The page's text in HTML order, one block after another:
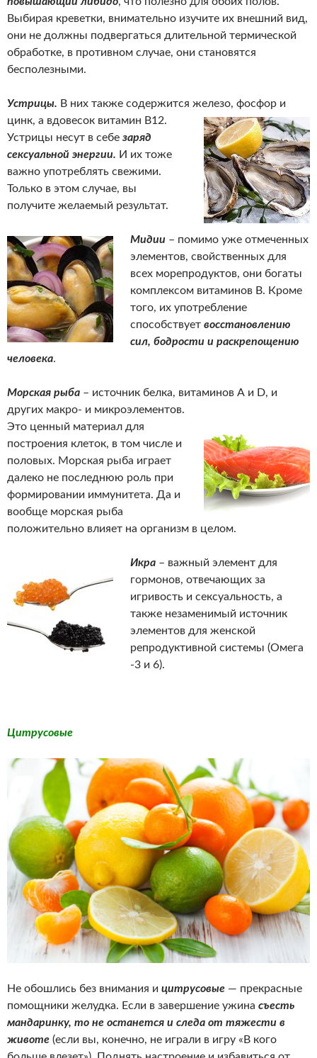
Выбирая креветки, внимательно изучите их внешний вид,
они не должны подвергаться длительной термической
обработке, в противном случае, они становятся
бесполезными.
Устрицы. В них также содержится железо, фосфор и
цинк, а вдовесок витамин В12.
Устрицы несут в себе заряд
сексуальной энергии. И их тоже
важно употреблять свежими.
Только в этом случае, вы
получите желаемый результат.
Мидии – помимо уже отмеченных
элементов, свойственных для
всех морепродуктов, они богаты
комплексом витаминов В. Кроме
того, их употребление
способствует восстановлению
сил, бодрости и раскрепощению
человека.
Морская рыба – источник белка, витаминов А и D, и
других макро- и микроэлементов.
Это ценный материал для
построения клеток, в том числе и
половых. Морская рыба играет
далеко не последнюю роль при
формировании иммунитета. Да и
вообще морская рыба
положительно влияет на организм в целом.
Икра – важный элемент для
гормонов, отвечающих за
игривость и сексуальность, а
также незаменимый источник
элементов для женской
репродуктивной системы (Омега
-3 и 6).
Цитрусовые
Не обошлись без внимания и цитрусовые — прекрасные
помощники желудка. Если в завершение ужина съесть
мандаринку, то не останется и следа от тяжести в
животе (если вы, конечно, не играли в игру «В кого